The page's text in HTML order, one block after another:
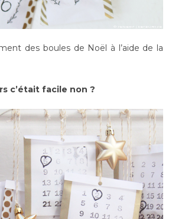
des boules de Noël à l’aide de la
c’était facile non ?